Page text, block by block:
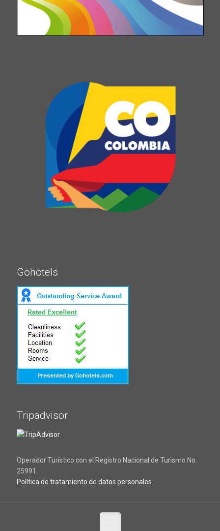
Gohotels
Tripadvisor
Operador Turístico con el Registro Nacional de Turismo No.
25991.
Política de tratamiento de datos personales